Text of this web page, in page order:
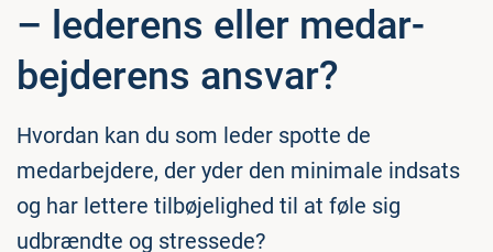
– lederens eller me­d­ar­
bej­de­rens ansvar?
Hvordan kan du som leder spotte de
medarbejdere, der yder den minimale indsats
og har lettere tilbøjelighed til at føle sig
udbrændte og stressede?